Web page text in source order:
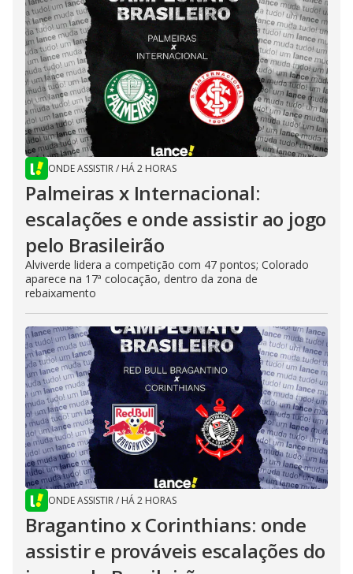
ONDE ASSISTIR/ HÁ 2 HORAS
Palmeiras x Internacional:
escalações e onde assistir ao jogo
pelo Brasileirão
Alviverde lidera a competição com 47 pontos; Colorado
aparece na 17ª colocação, dentro da zona de
rebaixamento
ONDE ASSISTIR/ HÁ 2 HORAS
Bragantino x Corinthians: onde
assistir e prováveis escalações do